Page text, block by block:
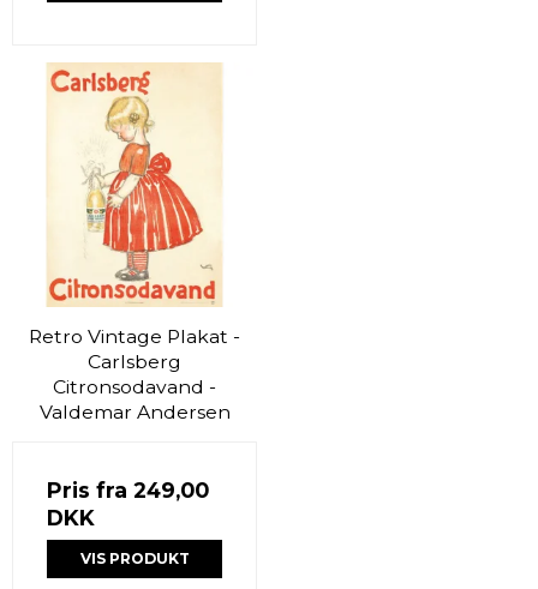
Retro Vintage Plakat -
Carlsberg
Citronsodavand -
Valdemar Andersen
Pris fra 249,00
DKK
VIS PRODUKT